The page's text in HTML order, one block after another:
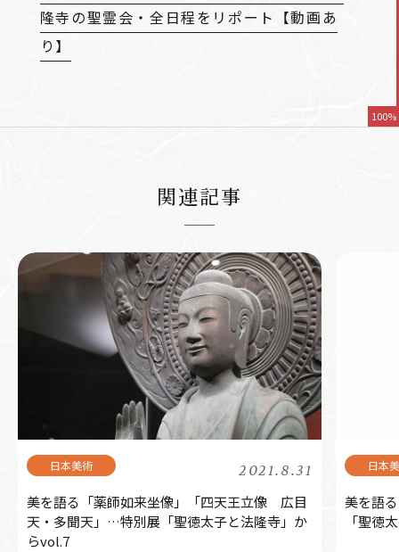
隆寺の聖霊会・全日程をリポート【動画あ
り】
100%
関連記事
2021.8.31
美を語る「薬師如来坐像」「四天王立像 広目
天・多聞天」…特別展「聖徳太子と法隆寺」か
らvol.7
美を語
「聖徳